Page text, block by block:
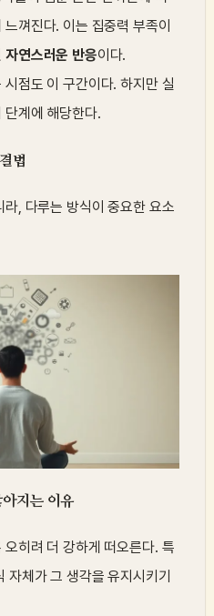
껴진다. 이는 집중력 부족이
자연스러운 반응이다.
점도 이 구간이다. 하지만 실
단계에 해당한다.
법
, 다루는 방식이 중요한 요소
지는 이유
히려 더 강하게 떠오른다. 특
자체가 그 생각을 유지시키기